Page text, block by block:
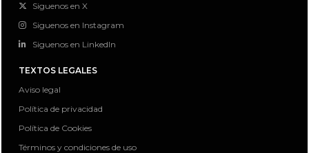
Siguenos en X
Siguenos en Instagram
Siguenos en LinkedIn
TEXTOS LEGALES
Aviso legal
Política de privacidad
Política de Cookies
Términos y condiciones de uso